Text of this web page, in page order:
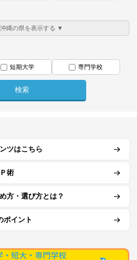
短期大学 専門学校
ツはこちら
術
方・選び方とは？
イント